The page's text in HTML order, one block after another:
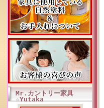
Mr.カントリー家具
☆Yutaka